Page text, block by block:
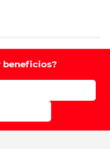
5 estrellas
beneficios?